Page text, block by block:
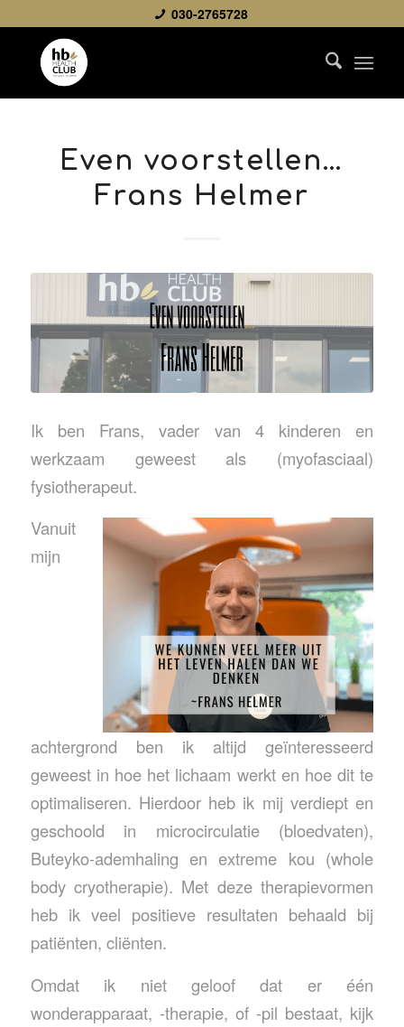
030-2765728
Even voorstellen…
Frans Helmer
Ik ben Frans, vader van 4 kinderen en
werkzaam geweest als (myofasciaal)
fysiotherapeut.
Vanuit
mijn
achtergrond ben ik altijd geïnteresseerd
geweest in hoe het lichaam werkt en hoe dit te
optimaliseren. Hierdoor heb ik mij verdiept en
geschoold in microcirculatie (bloedvaten),
Buteyko-ademhaling en extreme kou (whole
body cryotherapie). Met deze therapievormen
heb ik veel positieve resultaten behaald bij
patiënten, cliënten.
Omdat ik niet geloof dat er één
wonderapparaat, -therapie, of -pil bestaat, kijk